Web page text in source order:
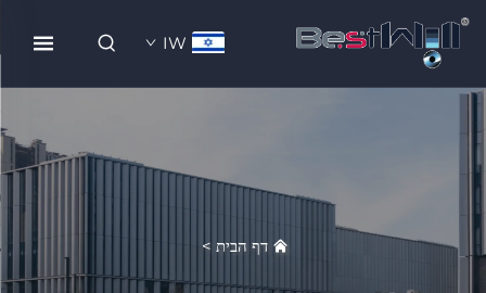
IW
דף הבית >